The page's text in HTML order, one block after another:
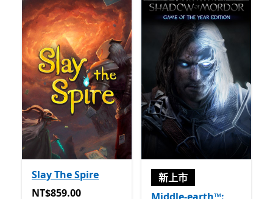
Slay The Spire
NT$859.00
NT$859.00
新上市